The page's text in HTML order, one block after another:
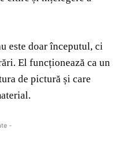
este doar începutul, ci
El funcționează ca un
de pictură și care
-